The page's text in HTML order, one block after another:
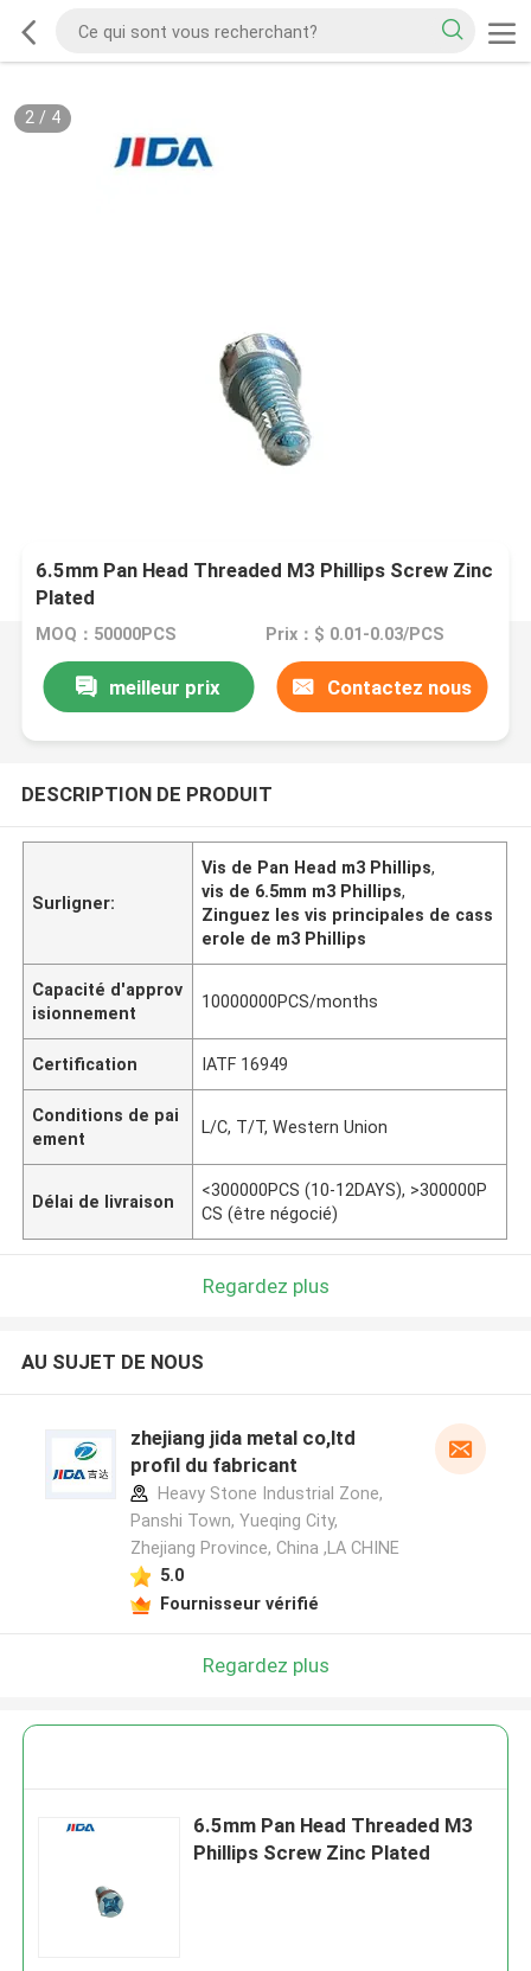
2/ 4
6.5mm Pan Head Threaded M3 Phillips Screw Zinc
Plated
MOQ：50000PCS Prix：$ 0.01-0.03/PCS
meilleur prix Contactez nous
DESCRIPTION DE PRODUIT
Surligner:
Vis de Pan Head m3 Phillips,
vis de 6.5mm m3 Phillips,
Zinguez les vis principales de cass
erole de m3 Phillips
Capacité d'approv
isionnement
10000000PCS/months
Certification IATF 16949
Conditions de pai
ement
L/C, T/T, Western Union
Délai de livraison
<300000PCS (10-12DAYS), >300000P
CS (être négocié)
Regardez plus
AU SUJET DE NOUS
zhejiang jida metal co,ltd
profil du fabricant
Heavy Stone Industrial Zone,
Panshi Town, Yueqing City,
Zhejiang Province, China ,LA CHINE
5.0
Fournisseur vérifié
Regardez plus
6.5mm Pan Head Threaded M3
Phillips Screw Zinc Plated